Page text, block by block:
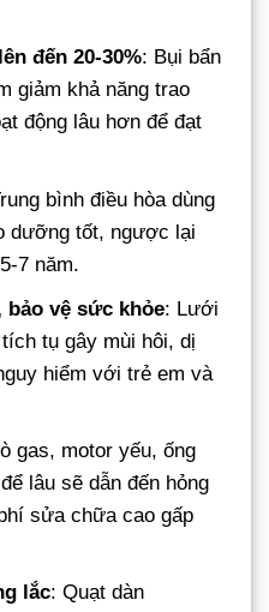
đến 20-30%: Bụi bẩn
giảm khả năng trao
động lâu hơn để đạt
bình điều hòa dùng
dưỡng tốt, ngược lại
7 năm.
vệ sức khỏe: Lưới
tụ gây mùi hôi, dị
hiểm với trẻ em và
gas, motor yếu, ống
lâu sẽ dẫn đến hỏng
sửa chữa cao gấp
lắc: Quạt dàn